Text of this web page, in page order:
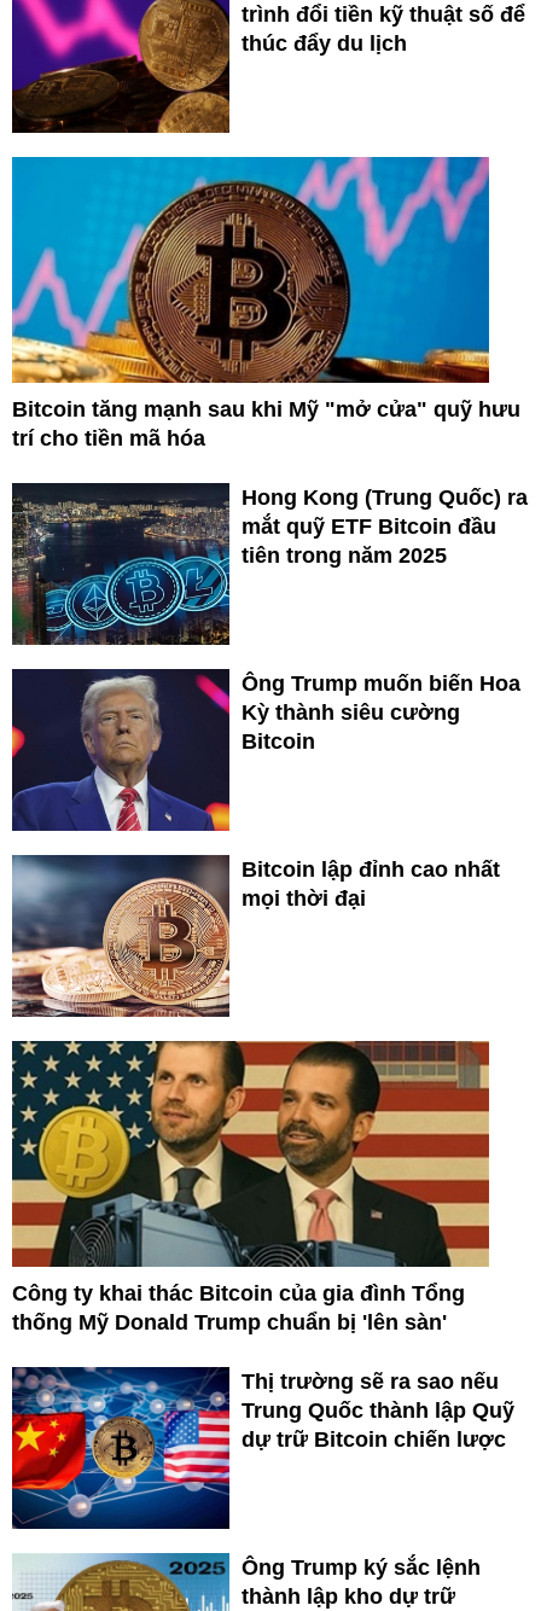
trình đổi tiền kỹ thuật số để
thúc đẩy du lịch
Bitcoin tăng mạnh sau khi Mỹ "mở cửa" quỹ hưu
trí cho tiền mã hóa
Hong Kong (Trung Quốc) ra
mắt quỹ ETF Bitcoin đầu
tiên trong năm 2025
Ông Trump muốn biến Hoa
Kỳ thành siêu cường
Bitcoin
Bitcoin lập đỉnh cao nhất
mọi thời đại
Công ty khai thác Bitcoin của gia đình Tổng
thống Mỹ Donald Trump chuẩn bị 'lên sàn'
Thị trường sẽ ra sao nếu
Trung Quốc thành lập Quỹ
dự trữ Bitcoin chiến lược
Ông Trump ký sắc lệnh
thành lập kho dự trữ